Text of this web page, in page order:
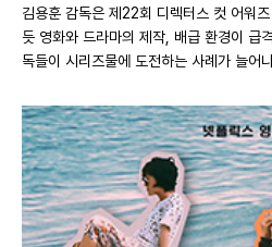
김용훈 감독은 제22회 디렉터스 컷 어워
듯 영화와 드라마의 제작, 배급 환경이 급
독들이 시리즈물에 도전하는 사례가 늘어